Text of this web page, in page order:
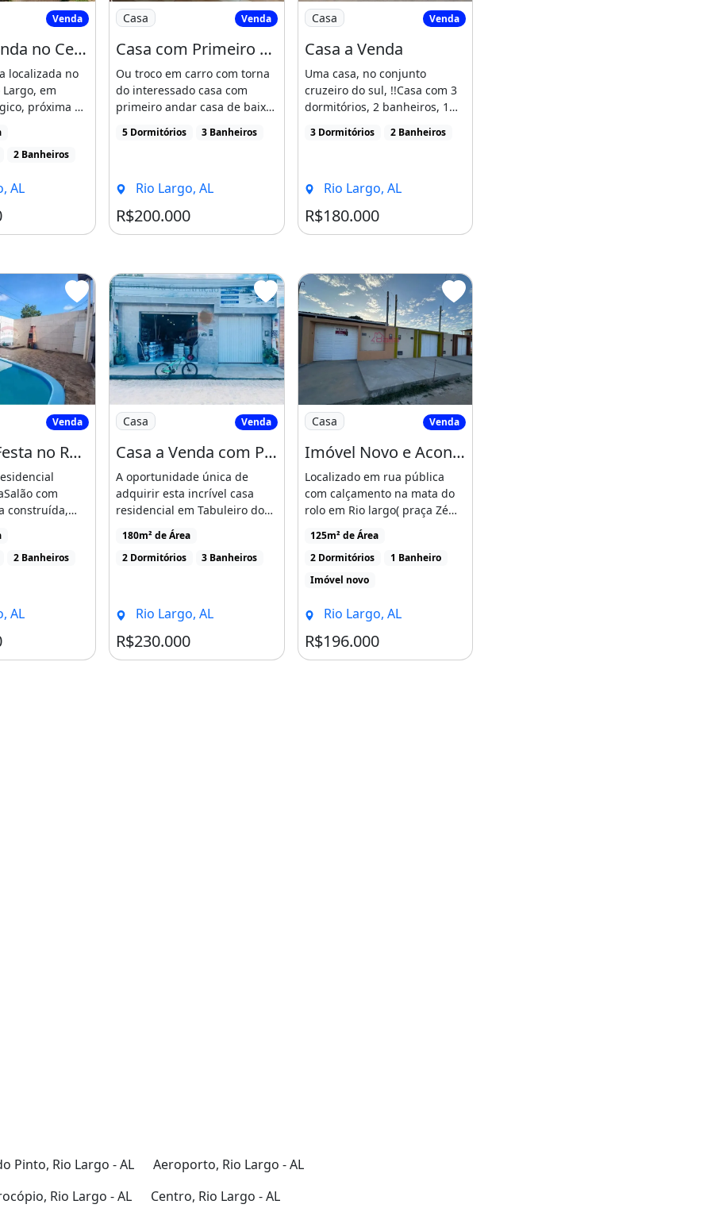
(CEF)
de Lourdes (Lurdinha),
da região.
sua família.
À Venda no Centro de Rio Largo- Escriturada
Venda
Casa À Venda no Centro de Rio Largo- Escriturada- 190M²
localizada no
em
próxima à
[...]
2 Banheiros
AL
Imagem: Casa com Primeiro Andar
Casa Venda
Casa com Primeiro Andar
Ou troco em carro com torna
do interessado casa com
primeiro andar casa de baixo
5 Dormitórios 3 Banheiros
Rio Largo, AL
R$200.000
Imagem: Casa a Venda
Casa Venda
Casa a Venda
Uma casa, no conjunto
cruzeiro do sul, !!Casa com 3
dormitórios, 2 banheiros, 1
R$180.000, localizado em Rio
3 Dormitórios 2 Banheiros
Rio Largo, AL
R$180.000
de Festa no Residencial Jarbas Oiticica
Venda
Salão de Festa no Residencial Jarbas Oiticica
com
construída,
2 Banheiros
AL
Imagem: Casa a Venda com Ponto Comercial na Parte
Casa Venda
Casa a Venda com Ponto Comercial na Parte Alta de Rio Largo
A oportunidade única de
adquirir esta incrível casa
residencial em Tabuleiro do
Pinto, Rio Largo, [...]
180m² de Área
2 Dormitórios
3 Banheiros
Rio Largo, AL
R$230.000
Imagem: Imóvel Novo e Aconchegante - Mata do Rolo
Casa Venda
Imóvel Novo e Aconchegante - Mata do Rolo - Rio Largo
Localizado em rua pública
com calçamento na mata do
rolo em Rio largo( praça Zé
vieira).R$ 196.000,00 [...]
125m² de Área
2 Dormitórios
1 Banheiro
Imóvel novo
Rio Largo, AL
R$196.000
Pinto, Rio Largo - AL
Aeroporto, Rio Largo - AL
Rio Largo - AL Centro, Rio Largo - AL